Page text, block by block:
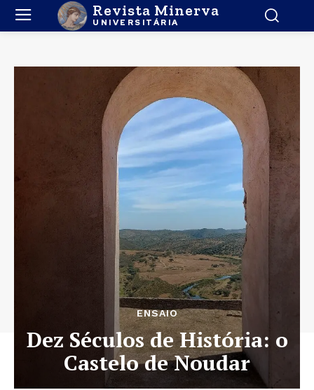
Revista Minerva
UNIVERSITÁRIA
ENSAIO
Dez Séculos de História: o
Castelo de Noudar